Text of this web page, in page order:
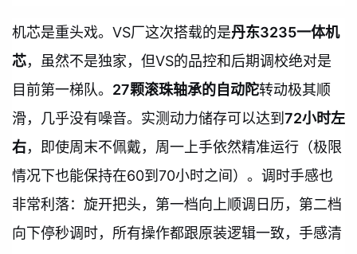
机芯是重头戏。VS厂这次搭载的是丹东3235一体机
芯，虽然不是独家，但VS的品控和后期调校绝对是
目前第一梯队。 27颗滚珠轴承的自动陀转动极其顺
滑，几乎没有噪音。实测动力储存可以达到 72小时左
右，即使周末不佩戴，周一上手依然精准运行（极限
情况下也能保持在60到70小时之间）。调时手感也
非常利落：旋开把头，第一档向上顺调日历，第二档
向下停秒调时，所有操作都跟原装逻辑一致，手感清